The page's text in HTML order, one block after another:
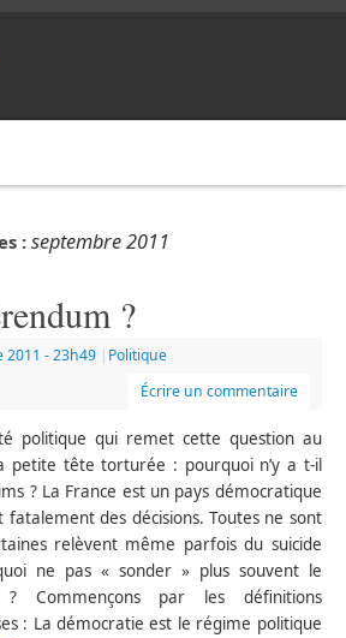
:septembre 2011
?
2011 - 23h49 | Politique
Écrire un commentaire
politique qui remet cette question au
petite tête torturée : pourquoi n’y a t-il
? La France est un pays démocratique
des décisions. Toutes ne sont
relèvent même parfois du suicide
ne pas « sonder » plus souvent le
Commençons par les définitions
: La démocratie est le régime politique